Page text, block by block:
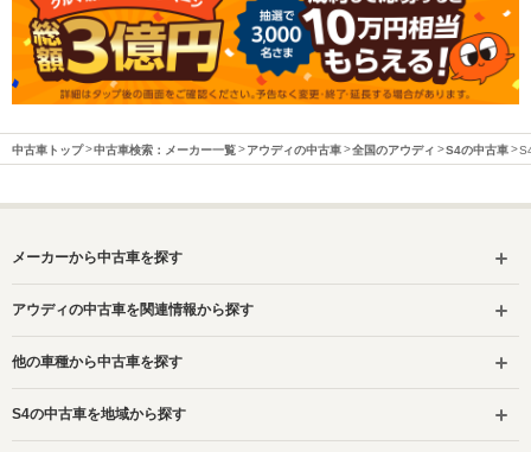
中古車トップ 中古車検索：メーカー一覧 アウディの中古車 全国のアウディ S4の中古車
メーカーから中古車を探す
アウディの中古車を関連情報から探す
他の車種から中古車を探す
S4の中古車を地域から探す